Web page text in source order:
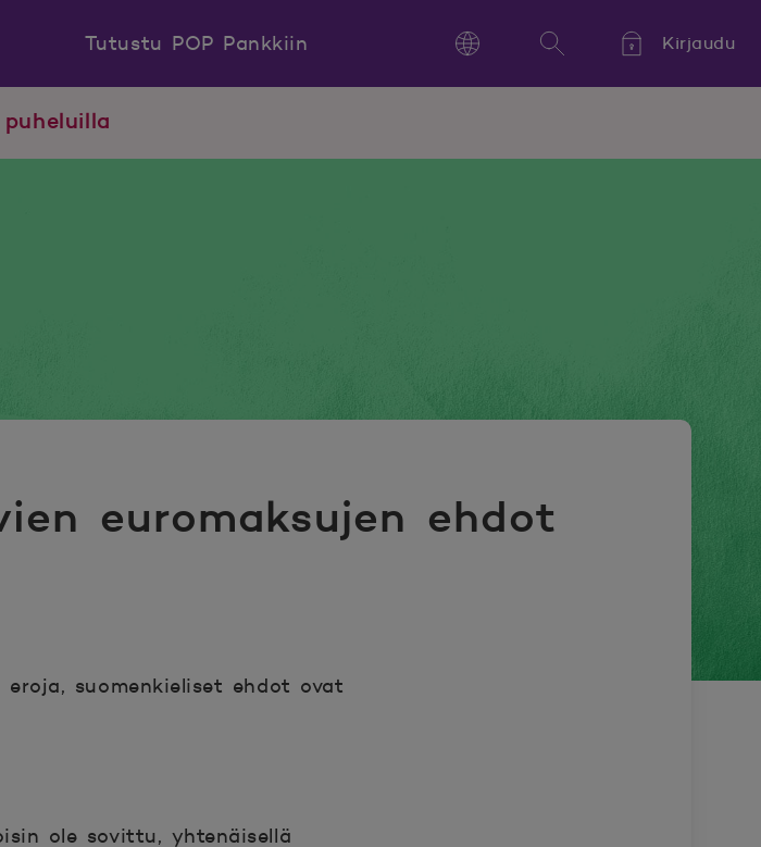
Tutustu POP Pankkiin
Kieli,
Language Hae
Kirjaudu
euromaksujen ehdot
suomenkieliset ehdot ovat
ole sovittu, yhtenäisellä